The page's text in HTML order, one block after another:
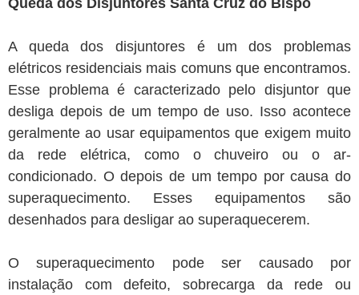
Queda dos Disjuntores Santa Cruz do Bispo
A queda dos disjuntores é um dos problemas
elétricos residenciais mais comuns que encontramos.
Esse problema é caracterizado pelo disjuntor que
desliga depois de um tempo de uso. Isso acontece
geralmente ao usar equipamentos que exigem muito
da rede elétrica, como o chuveiro ou o ar-
condicionado. O depois de um tempo por causa do
superaquecimento. Esses equipamentos são
desenhados para desligar ao superaquecerem.
O superaquecimento pode ser causado por
instalação com defeito, sobrecarga da rede ou